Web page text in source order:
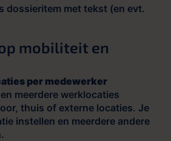
dossieritem met tekst (en evt.
mobiliteit en
per medewerker
meerdere werklocaties
thuis of externe locaties. Je
instellen en meerdere andere